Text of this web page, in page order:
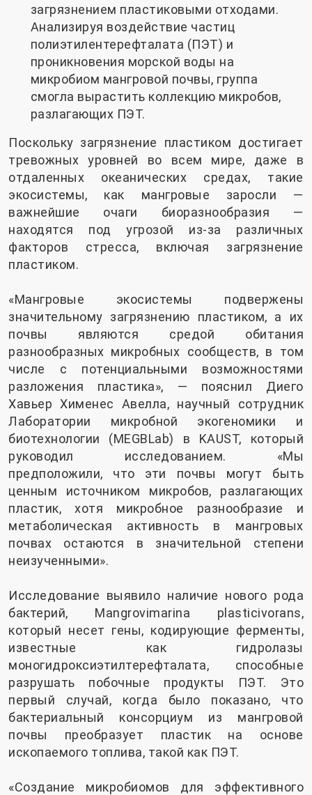
загрязнением пластиковыми отходами.
Анализируя воздействие частиц
полиэтилентерефталата (ПЭТ) и
проникновения морской воды на
микробиом мангровой почвы, группа
смогла вырастить коллекцию микробов,
разлагающих ПЭТ.
Поскольку загрязнение пластиком достигает
тревожных уровней во всем мире, даже в
отдаленных океанических средах, такие
экосистемы, как мангровые заросли —
важнейшие очаги биоразнообразия —
находятся под угрозой из-за различных
факторов стресса, включая загрязнение
пластиком.
«Мангровые экосистемы подвержены
значительному загрязнению пластиком, а их
почвы являются средой обитания
разнообразных микробных сообществ, в том
числе с потенциальными возможностями
разложения пластика», — пояснил Диего
Хавьер Хименес Авелла, научный сотрудник
Лаборатории микробной экогеномики и
биотехнологии (MEGBLab) в KAUST, который
руководил исследованием. «Мы
предположили, что эти почвы могут быть
ценным источником микробов, разлагающих
пластик, хотя микробное разнообразие и
метаболическая активность в мангровых
почвах остаются в значительной степени
неизученными».
Исследование выявило наличие нового рода
бактерий, Mangrovimarina plasticivorans,
который несет гены, кодирующие ферменты,
известные как гидролазы
моногидроксиэтилтерефталата, способные
разрушать побочные продукты ПЭТ. Это
первый случай, когда было показано, что
бактериальный консорциум из мангровой
почвы преобразует пластик на основе
ископаемого топлива, такой как ПЭТ.
«Создание микробиомов для эффективного